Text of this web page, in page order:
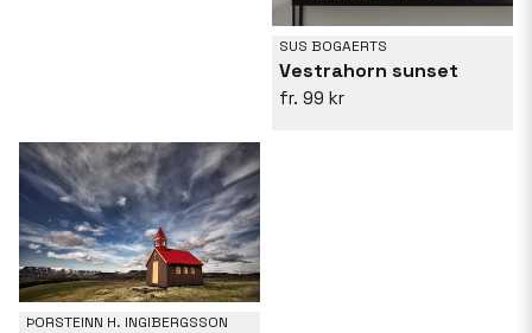
SUS BOGAERTS
Vestrahorn sunset
99 kr
ÞORSTEINN H. INGIBERGSSON